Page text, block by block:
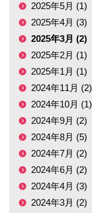
2025年5月 (1)
2025年4月 (3)
2025年3月 (2)
2025年2月 (1)
2025年1月 (1)
2024年11月 (2)
2024年10月 (1)
2024年9月 (2)
2024年8月 (5)
2024年7月 (2)
2024年6月 (2)
2024年4月 (3)
2024年3月 (2)